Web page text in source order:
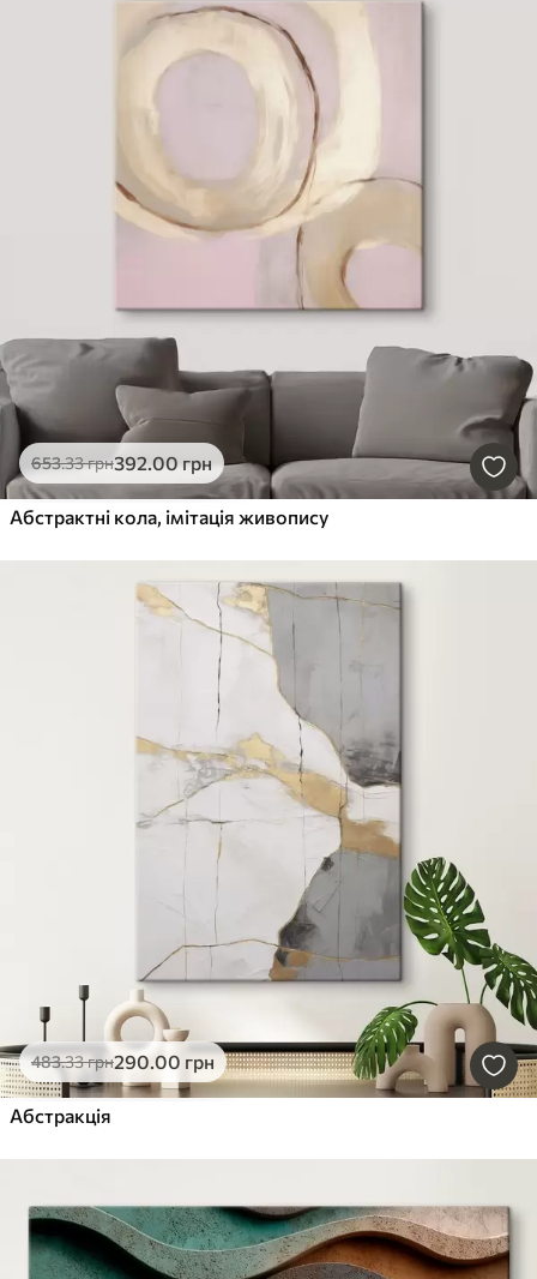
653.33грн392.00 грн
Абстрактні кола, імітація живопису
483.33грн290.00 грн
Абстракція